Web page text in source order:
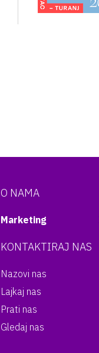
O NAMA
Marketing
KONTAKTIRAJ NAS
Nazovi nas
Lajkaj nas
Prati nas
Gledaj nas